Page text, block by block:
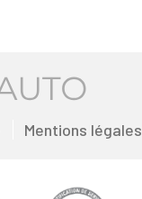
Mentions légales